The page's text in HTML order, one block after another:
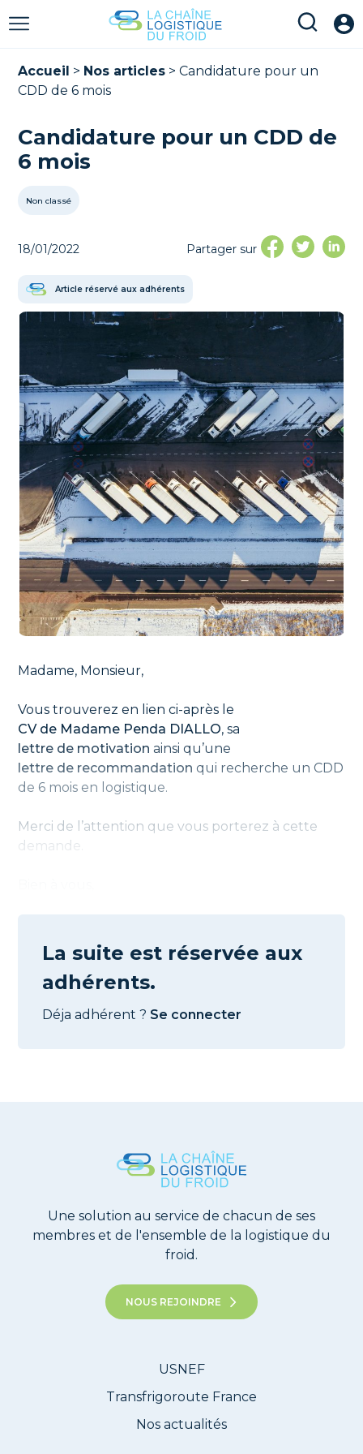
Accueil > Nos articles >Candidature pour un
CDD de 6 mois
Candidature pour un CDD de
6 mois
Non classé
18/01/2022 Partager sur
Article réservé aux adhérents
Madame, Monsieur,
Vous trouverez en lien ci-après le
CV de Madame Penda DIALLO, sa
lettre de motivation ainsi qu’une
lettre de recommandation qui recherche un CDD
de 6 mois en logistique.
Merci de l’attention que vous porterez à cette
demande.
La suite est réservée aux
adhérents.
Déja adhérent ? Se connecter
Une solution au service de chacun de ses
membres et de l'ensemble de la logistique du
froid.
NOUS REJOINDRE
USNEF
Transfrigoroute France
Nos actualités